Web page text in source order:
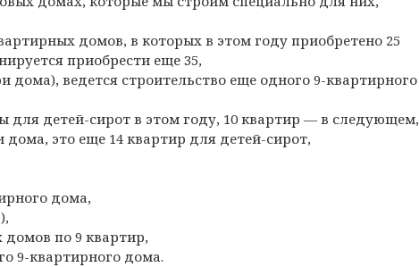
домов, в которых в этом году приобретено 25
приобрести еще 35,
дома), ведется строительство еще одного 9-квартирного
для детей-сирот в этом году, 10 квартир — в следующем,
это еще 14 квартир для детей-сирот,
дома,
домов по 9 квартир,
9-квартирного дома.